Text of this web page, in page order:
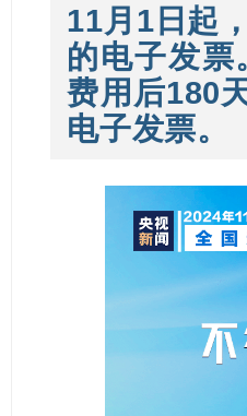
11月1日起
的电子发票
费用后180
电子发票。